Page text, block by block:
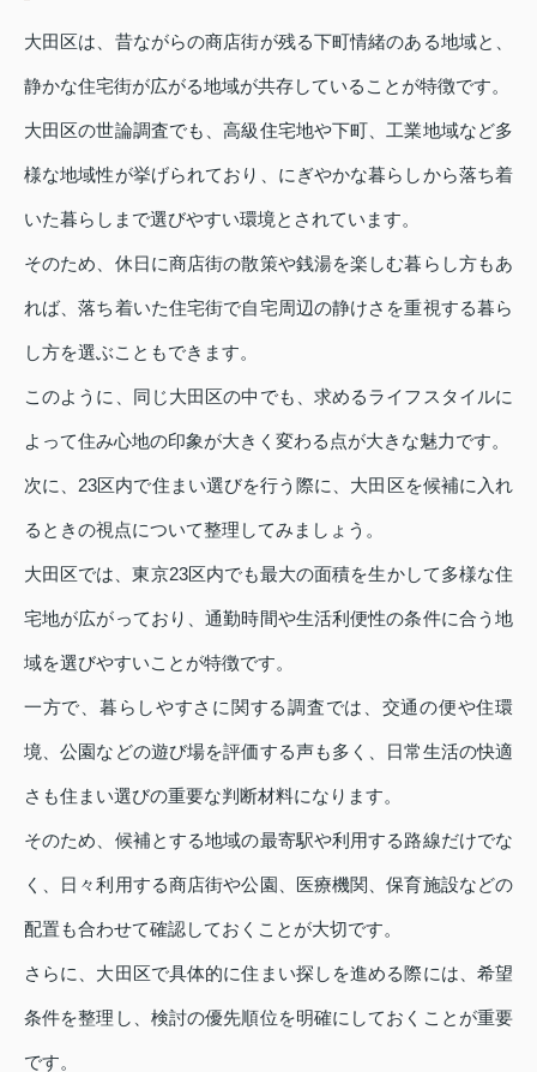
大田区は、昔ながらの商店街が残る下町情緒のある地域と、
静かな住宅街が広がる地域が共存していることが特徴です。
大田区の世論調査でも、高級住宅地や下町、工業地域など多
様な地域性が挙げられており、にぎやかな暮らしから落ち着
いた暮らしまで選びやすい環境とされています。
そのため、休日に商店街の散策や銭湯を楽しむ暮らし方もあ
れば、落ち着いた住宅街で自宅周辺の静けさを重視する暮ら
し方を選ぶこともできます。
このように、同じ大田区の中でも、求めるライフスタイルに
よって住み心地の印象が大きく変わる点が大きな魅力です。
次に、23区内で住まい選びを行う際に、大田区を候補に入れ
るときの視点について整理してみましょう。
大田区では、東京23区内でも最大の面積を生かして多様な住
宅地が広がっており、通勤時間や生活利便性の条件に合う地
域を選びやすいことが特徴です。
一方で、暮らしやすさに関する調査では、交通の便や住環
境、公園などの遊び場を評価する声も多く、日常生活の快適
さも住まい選びの重要な判断材料になります。
そのため、候補とする地域の最寄駅や利用する路線だけでな
く、日々利用する商店街や公園、医療機関、保育施設などの
配置も合わせて確認しておくことが大切です。
さらに、大田区で具体的に住まい探しを進める際には、希望
条件を整理し、検討の優先順位を明確にしておくことが重要
です。